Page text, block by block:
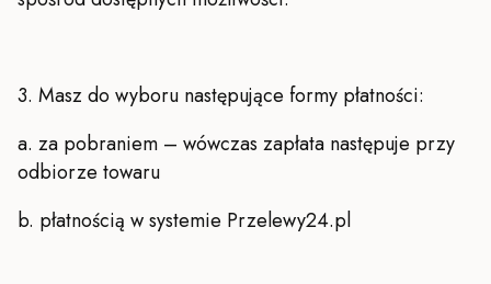
3. Masz do wyboru następujące formy płatności:
a. za pobraniem – wówczas zapłata następuje przy
odbiorze towaru
b. płatnością w systemie Przelewy24.pl